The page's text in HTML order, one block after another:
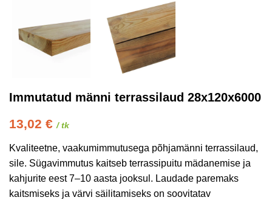
Immutatud männi terrassilaud 28x120x6000
13,02 € / tk
Kvaliteetne, vaakumimmutusega põhjamänni terrassilaud,
sile. Sügavimmutus kaitseb terrassipuitu mädanemise ja
kahjurite eest 7–10 aasta jooksul. Laudade paremaks
kaitsmiseks ja värvi säilitamiseks on soovitatav